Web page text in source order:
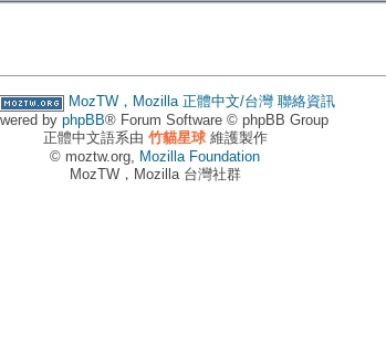
MozTW，Mozilla 正體中文/台灣 聯絡資訊
by phpBB® Forum Software © phpBB Group
正體中文語系由 竹貓星球維護製作
© moztw.org, Mozilla Foundation
MozTW，Mozilla 台灣社群